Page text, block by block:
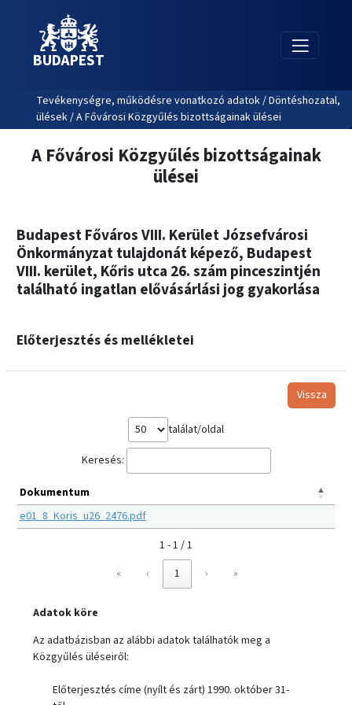
BUDAPEST
Tevékenységre, működésre vonatkozó adatok / Döntéshozatal,
ülések / A Fővárosi Közgyűlés bizottságainak ülései
A Fővárosi Közgyűlés bizottságainak
ülései
Budapest Főváros VIII. Kerület Józsefvárosi
Önkormányzat tulajdonát képező, Budapest
VIII. kerület, Kőris utca 26. szám pinceszintjén
található ingatlan elővásárlási jog gyakorlása
Előterjesztés és mellékletei
Vissza
találat/oldal
Keresés:
Dokumentum
e01_8_Koris_u26_2476.pdf
1 - 1 / 1
«
‹ 1 › »
Adatok köre
Az adatbázisban az alábbi adatok találhatók meg a
Közgyűlés üléseiről:
Előterjesztés címe (nyílt és zárt) 1990. október 31-